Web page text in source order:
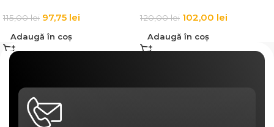
115,00lei 97,75 lei
Adaugă în coș
120,00lei 102,00 lei
Adaugă în coș